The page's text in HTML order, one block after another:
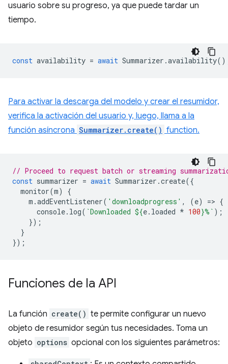
usuario sobre su progreso, ya que puede tardar un
tiempo.
const availability = await Summarizer .availability
Para activar la descarga del modelo y crear el resumidor,
verifica la activación del usuario y, luego, llama a la
función asíncrona Summarizer.create() function.
// Proceed to request batch or streaming
const summarizer = await Summarizer .create({
monitor(m)
{
m .addEventListener( 'downloadprogress' , (e) => {
console. log( `Downloaded ${e. loaded * 100}%` );
});
}
});
Funciones de la API
La función create() te permite configurar un nuevo
objeto de resumidor según tus necesidades. Toma un
objeto options opcional con los siguientes parámetros: